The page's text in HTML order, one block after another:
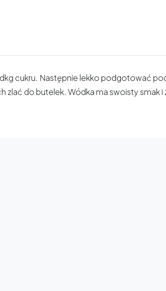
cukru. Następnie lekko podgotować
do butelek. Wódka ma swoisty smak i